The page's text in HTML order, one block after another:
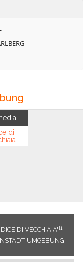
di
DI VECCHIAIA"[1]
UMGEBUNG